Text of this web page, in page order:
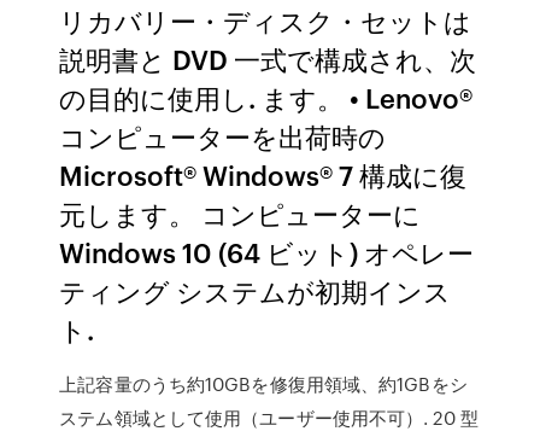
リカバリー・ディスク・セットは
説明書と DVD 一式で構成され、次
の目的に使用し. ます。 • Lenovo®
コンピューターを出荷時の
Microsoft® Windows® 7 構成に復
元します。 コンピューターに
Windows 10 (64 ビット) オペレー
ティング システムが初期インス
ト.
上記容量のうち約10GBを修復用領域、約1GBをシ
ステム領域として使用（ユーザー使用不可）. 20 型